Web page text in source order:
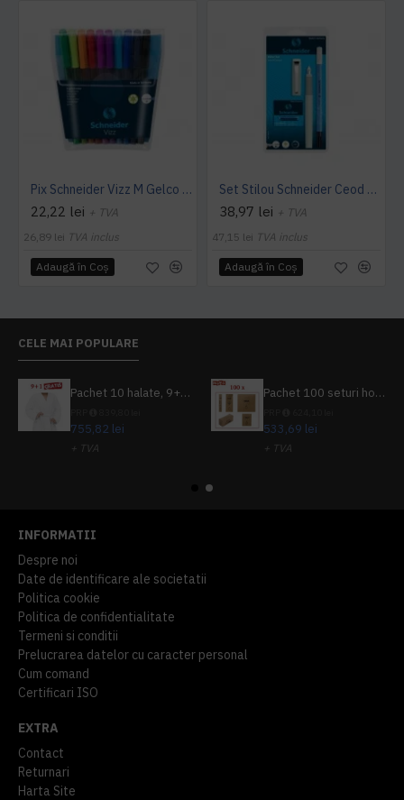
Pix Schneider Vizz M Gelco Technology 10 culori/set
22,22 lei + TVA
26,89 lei TVA inclus
Adaugă în Coş
Set Stilou Schneider Ceod + Pic Corry + 6 patroane cerneală
38,97 lei + TVA
47,15 lei TVA inclus
Adaugă în Coş
CELE MAI POPULARE
Pachet 10 halate, 9+1 gratuit
755,82 lei
+ TVA
Pachet 100 seturi hoteliere, set dentar, set barbierit, casca de dus, pila unghii, set cusut
533,69 lei
+ TVA
INFORMATII
Despre noi
Date de identificare ale societatii
Politica cookie
Politica de confidentialitate
Termeni si conditii
Prelucrarea datelor cu caracter personal
Cum comand
Certificari ISO
EXTRA
Contact
Returnari
Harta Site